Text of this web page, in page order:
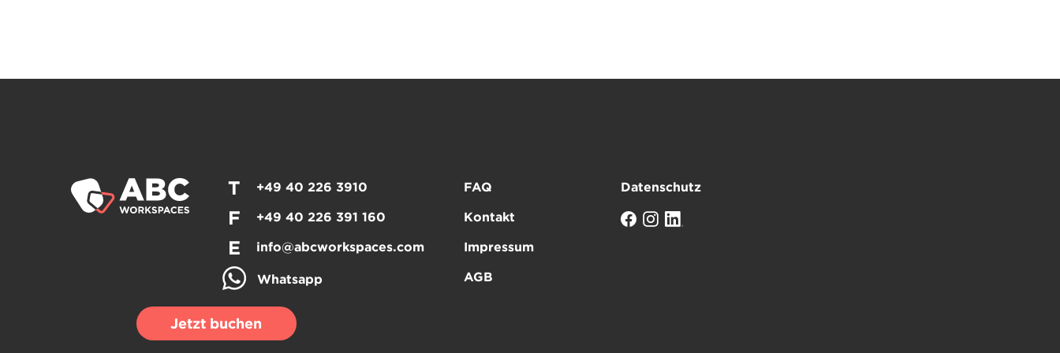
T +49 40 226 3910
F +49 40 226 391 160
E info@abcworkspaces.com
Whatsapp
FAQ
Kontakt
Impressum
AGB
Datenschutz
Jetzt buchen